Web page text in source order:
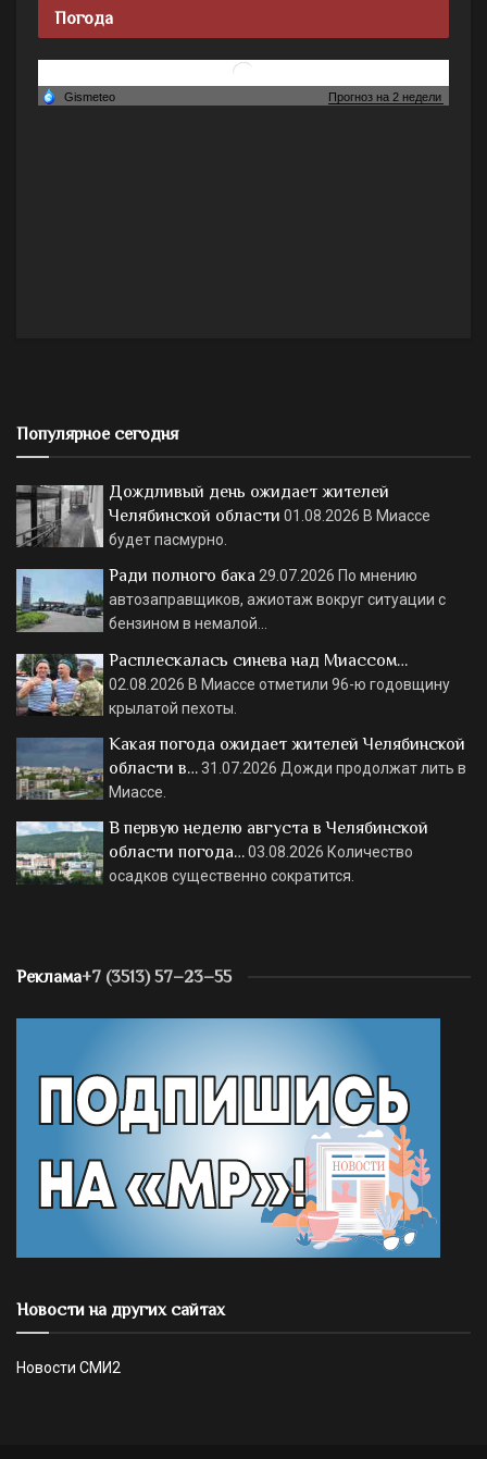
Погода
Популярное сегодня
Дождливый день ожидает жителей
Челябинской области 01.08.2026 В Миассе
будет пасмурно.
Ради полного бака 29.07.2026 По мнению
автозаправщиков, ажиотаж вокруг ситуации с
бензином в немалой…
Расплескалась синева над Миассом…
02.08.2026 В Миассе отметили 96-ю годовщину
крылатой пехоты.
Какая погода ожидает жителей Челябинской
области в…31.07.2026 Дожди продолжат лить в
Миассе.
В первую неделю августа в Челябинской
области погода…03.08.2026 Количество
осадков существенно сократится.
Реклама+7 (3513) 57–23–55
Новости на других сайтах
Новости СМИ2